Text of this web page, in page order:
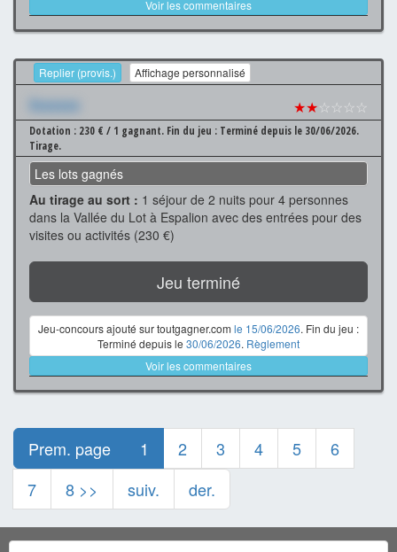
Voir les commentaires
Replier (provis.) Affichage personnalisé
Xxxxxxx ★★☆☆☆☆
Dotation : 230 € / 1 gagnant. Fin du jeu : Terminé depuis le 30/06/2026.
Tirage.
Les lots gagnés
Au tirage au sort : 1 séjour de 2 nuits pour 4 personnes
dans la Vallée du Lot à Espalion avec des entrées pour des
visites ou activités (230 €)
Jeu terminé
Jeu-concours ajouté sur toutgagner.com le 15/06/2026. Fin du jeu :
Terminé depuis le 30/06/2026. Règlement
Voir les commentaires
Prem. page 1 2 3 4 5
6
7
8 >> suiv. der.